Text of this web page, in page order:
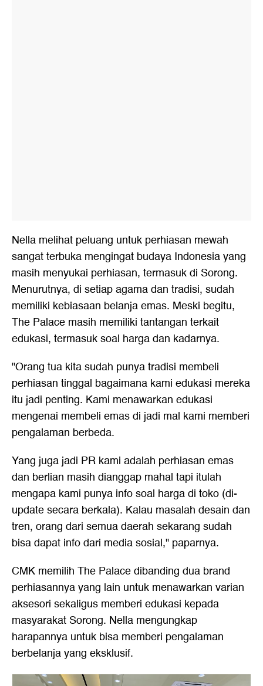
Nella melihat peluang untuk perhiasan mewah
sangat terbuka mengingat budaya Indonesia yang
masih menyukai perhiasan, termasuk di Sorong.
Menurutnya, di setiap agama dan tradisi, sudah
memiliki kebiasaan belanja emas. Meski begitu,
The Palace masih memiliki tantangan terkait
edukasi, termasuk soal harga dan kadarnya.
"Orang tua kita sudah punya tradisi membeli
perhiasan tinggal bagaimana kami edukasi mereka
itu jadi penting. Kami menawarkan edukasi
mengenai membeli emas di jadi mal kami memberi
pengalaman berbeda.
Yang juga jadi PR kami adalah perhiasan emas
dan berlian masih dianggap mahal tapi itulah
mengapa kami punya info soal harga di toko (di-
update secara berkala). Kalau masalah desain dan
tren, orang dari semua daerah sekarang sudah
bisa dapat info dari media sosial," paparnya.
CMK memilih The Palace dibanding dua brand
perhiasannya yang lain untuk menawarkan varian
aksesori sekaligus memberi edukasi kepada
masyarakat Sorong. Nella mengungkap
harapannya untuk bisa memberi pengalaman
berbelanja yang eksklusif.